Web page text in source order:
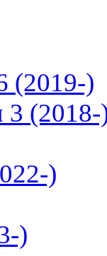
(2019-)
3 (2018-
)
)